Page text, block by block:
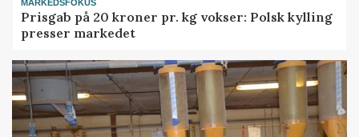
MARKEDSFOKUS
Prisgab på 20 kroner pr. kg vokser: Polsk kylling
presser markedet